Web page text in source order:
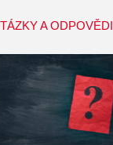
A ODPOVĚDI